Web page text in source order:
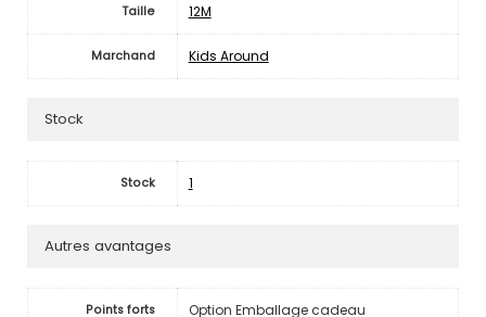
Taille 12M
Marchand Kids Around
Stock
Stock 1
Autres avantages
Points forts Option Emballage cadeau